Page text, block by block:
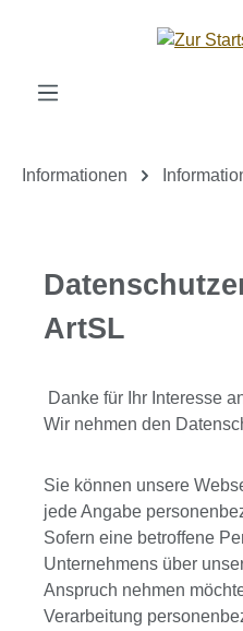
Zum Hauptinhalt springen
Informationen
ArtSL
Danke für Ihr Interesse
Wir nehmen den
Sie können unsere
jede Angabe
Sofern eine betroffene
Unternehmens über
Anspruch nehmen
Verarbeitung